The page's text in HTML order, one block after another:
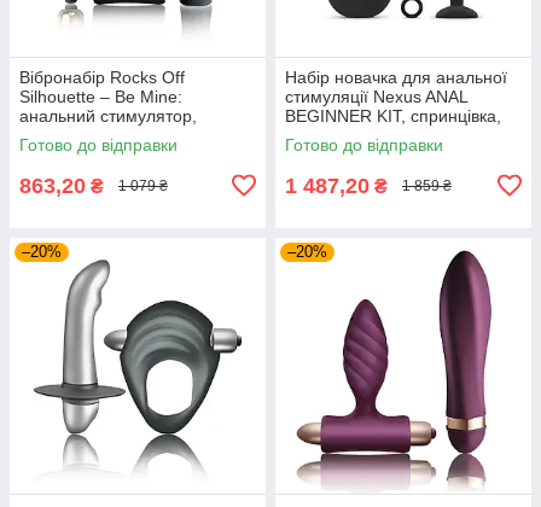
Вібронабір Rocks Off
Silhouette – Be Mine:
анальний стимулятор,
ерекційне кільце та віброкуля
Готово до відправки
863,20 ₴ 1 079 ₴
Набір новачка для анальної
стимуляції Nexus ANAL
BEGINNER KIT, спринцівка,
анальне намисто і пробка
Готово до відправки
1 487,20 ₴ 1 859 ₴
–20% –20%